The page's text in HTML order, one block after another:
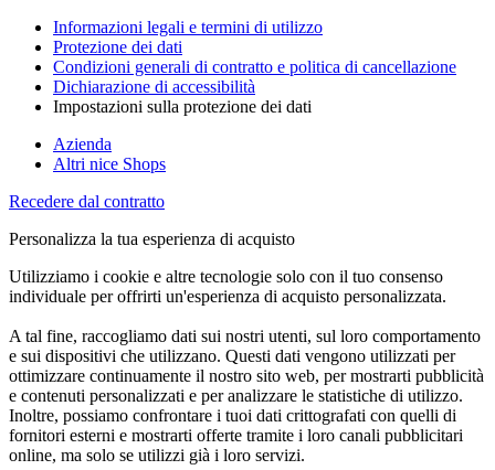
Informazioni legali e termini di utilizzo
Protezione dei dati
Condizioni generali di contratto e politica di cancellazione
Dichiarazione di accessibilità
Impostazioni sulla protezione dei dati
Azienda
Altri nice Shops
Recedere dal contratto
Personalizza la tua esperienza di acquisto
Utilizziamo i cookie e altre tecnologie solo con il tuo consenso
individuale per offrirti un'esperienza di acquisto personalizzata.
A tal fine, raccogliamo dati sui nostri utenti, sul loro comportamento
e sui dispositivi che utilizzano. Questi dati vengono utilizzati per
ottimizzare continuamente il nostro sito web, per mostrarti pubblicità
e contenuti personalizzati e per analizzare le statistiche di utilizzo.
Inoltre, possiamo confrontare i tuoi dati crittografati con quelli di
fornitori esterni e mostrarti offerte tramite i loro canali pubblicitari
online, ma solo se utilizzi già i loro servizi.